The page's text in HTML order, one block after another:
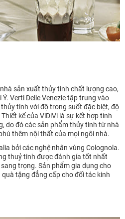
nhà sản xuất thủy tinh chất lượng cao,
Verti Delle Venezie tập trung vào
tinh với độ trong suốt đặc biệt, độ
kế của ViDiVi là sự kết hợp tính
do đó các sản phẩm thủy tinh từ nhà
thêm nội thất của mọi ngôi nhà.
bởi các nghệ nhân vùng Colognola.
thuỷ tinh được đánh gía tốt nhất
trọng. Sản phẩm gia dụng cho
tặng đẳng cấp cho đối tác kinh